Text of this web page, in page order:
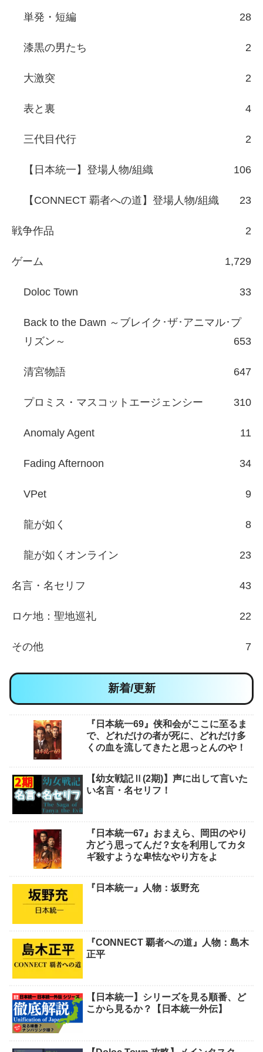
単発・短編 28
漆黒の男たち 2
大激突 2
表と裏 4
三代目代行 2
【日本統一】登場人物/組織 106
【CONNECT 覇者への道】登場人物/組織 23
戦争作品 2
ゲーム 1,729
Doloc Town 33
Back to the Dawn ～ブレイク･ザ･アニマル･プ
リズン～
653
清宮物語 647
プロミス・マスコットエージェンシー 310
Anomaly Agent 11
Fading Afternoon 34
VPet 9
龍が如く 8
龍が如くオンライン 23
名言・名セリフ 43
ロケ地：聖地巡礼 22
その他 7
新着/更新
『日本統一69』侠和会がここに至るま
で、どれだけの者が死に、どれだけ多
くの血を流してきたと思っとんのや！
【幼女戦記Ⅱ(2期)】声に出して言いた
い名言・名セリフ！
『日本統一67』おまえら、岡田のやり
方どう思ってんだ？女を利用してカタ
ギ殺すような卑怯なやり方をよ
『日本統一』人物：坂野充
『CONNECT 覇者への道』人物：島木
正平
【日本統一】シリーズを見る順番、ど
こから見るか？【日本統一外伝】